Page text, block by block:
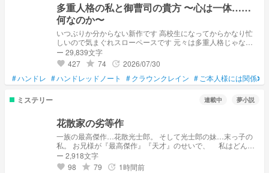
多重人格の私と御曹司の貴方 〜心は一体……
何なのか〜
いつぶりか分からない新作です 高校生になってからかなり忙
しいので気まぐれスローペースです 元々は多重人格じゃなか
った私。ただ、とあるきっかけひとつで新たに2つの性格が生
成された。きっかけは病み。何もかもどうでもよくなった中
で、発現したのが私の代わりとなる多重人格。普通、多重人格
と言えば、もう1人の自分は良くない人物というイメージが湧
くだろう。だが、私の中にある多重人格のうち1つは本体の私
のことを慕っており、天使のように優しいいい子なのだ。もう
ー 29,839文字
favorite 427 grade 74 update 2026/07/30
#ハンドレ #ハンドレッドノート #クラウンクレイン # ご本人様には関係❌
ミステリー 連載中 夢小説
花散家の劣等作
一族の最高傑作…花散光士郎。 そして光士郎の妹…末っ子の
私。 お兄様が『最高傑作』『天才』のせいで、 私はどんな
に頑張っても落ちていく。 ☡光士郎、純、権兵衛以外の花散、
八重桜、紫陽花兄妹の口調捏造
ー 2,918文字
favorite 98 grade 79 update 1時間前